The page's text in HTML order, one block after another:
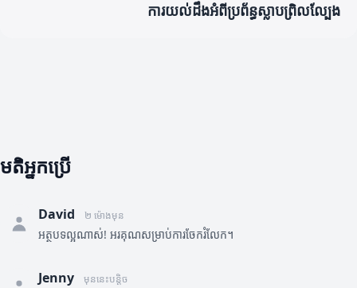
ការយល់ដឹងអំពីប្រព័ន្ធស្លាបព្រិលល្បែង
មតិអ្នកប្រើ
David ២ ម៉ោងមុន
អត្ថបទល្អណាស់! អរគុណសម្រាប់ការចែករំលែក។
Jenny មុននេះបន្តិច